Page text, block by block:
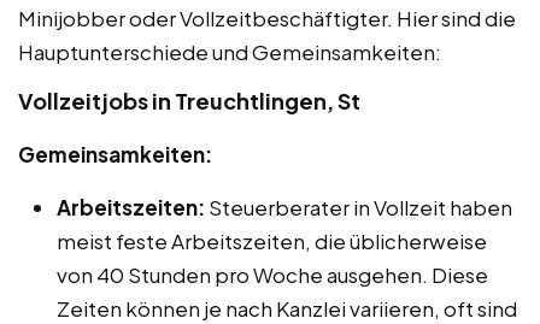
Minijobber oder Vollzeitbeschäftigter. Hier sind die
Hauptunterschiede und Gemeinsamkeiten:
Vollzeitjobs in Treuchtlingen, St
Gemeinsamkeiten:
Arbeitszeiten: Steuerberater in Vollzeit haben
meist feste Arbeitszeiten, die üblicherweise
von 40 Stunden pro Woche ausgehen. Diese
Zeiten können je nach Kanzlei variieren, oft sind